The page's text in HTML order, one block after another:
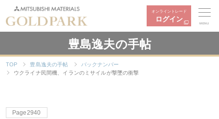
オンライントレード
ログイン
MENU
豊島逸夫の手帖
TOP 豊島逸夫の手帖
バックナンバー
ウクライナ民間機、イランのミサイルが撃墜の衝撃
Page2940